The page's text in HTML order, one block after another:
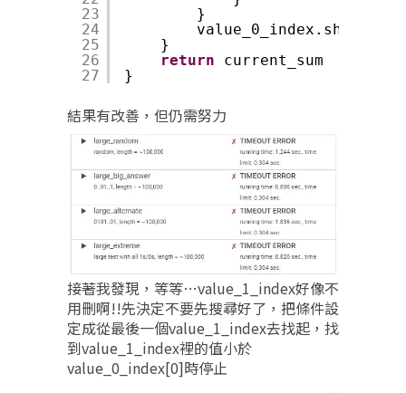
23
24
25
26
27
}
value_0_index.shift();
}
return
current_sum
}
結果有改善，但仍需努力
接著我發現，等等…value_1_index好像不
用刪啊!!先決定不要先搜尋好了，把條件設
定成從最後一個value_1_index去找起，找
到value_1_index裡的值小於
value_0_index[0]時停止